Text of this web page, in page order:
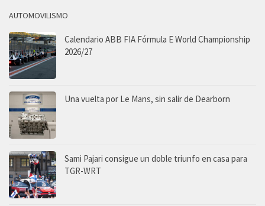
AUTOMOVILISMO
Calendario ABB FIA Fórmula E World Championship
2026/27
Una vuelta por Le Mans, sin salir de Dearborn
Sami Pajari consigue un doble triunfo en casa para
TGR-WRT